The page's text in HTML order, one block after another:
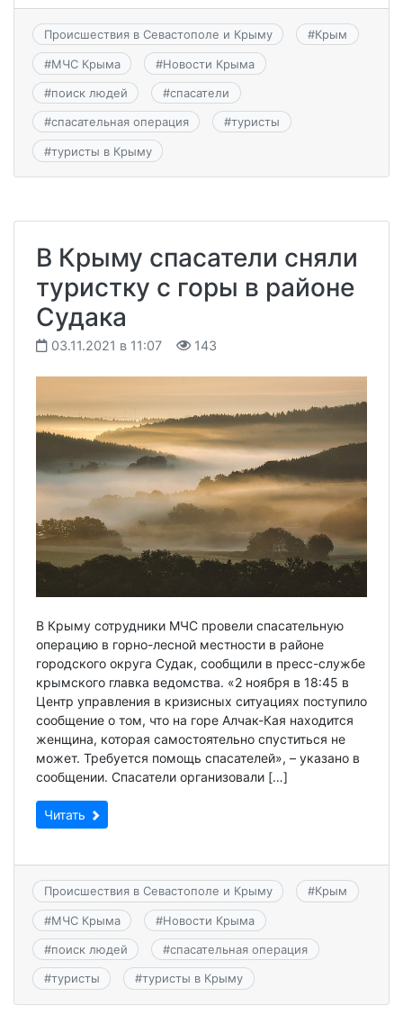
Происшествия в Севастополе и Крыму #Крым
#МЧС Крыма #Новости Крыма
#поиск людей #спасатели
#спасательная операция #туристы
#туристы в Крыму
В Крыму спасатели сняли
туристку с горы в районе
Судака
03.11.2021 в 11:07 143
В Крыму сотрудники МЧС провели спасательную
операцию в горно-лесной местности в районе
городского округа Судак, сообщили в пресс-службе
крымского главка ведомства. «2 ноября в 18:45 в
Центр управления в кризисных ситуациях поступило
сообщение о том, что на горе Алчак-Кая находится
женщина, которая самостоятельно спуститься не
может. Требуется помощь спасателей», – указано в
сообщении. Спасатели организовали […]
Читать
Происшествия в Севастополе и Крыму #Крым
#МЧС Крыма #Новости Крыма
#поиск людей #спасательная операция
#туристы #туристы в Крыму